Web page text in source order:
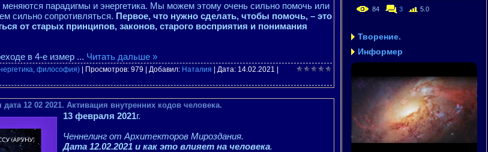
парадигмы и энергетика. Мы можем этому очень сильно помочь или
сильно сопротивляться. Первое, что нужно сделать, чтобы помочь, – это
от старых принципов, законов, старого восприятия и понимания
в 4-е измер ... Читать дальше »
философия) | Просмотров: 979 | Добавил: Наталия | Дата: 14.02.2021
12 02 2021. Активация внутренних кодов человека.
13 февраля 2021г.
Ченнелинг от Архитекторов Мироздания.
Дата 12.02.2021 и как это влияет на человека.
84 3 5.0
Творение.
Информер